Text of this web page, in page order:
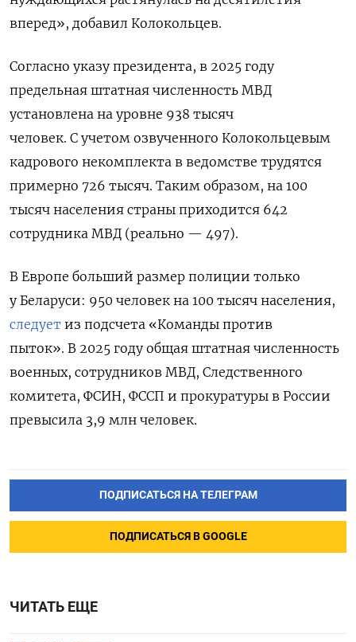
вперед», добавил Колокольцев.
Согласно указу президента, в 2025 году
предельная штатная численность МВД
установлена на уровне 938 тысяч
человек. С учетом озвученного Колокольцевым
кадрового некомплекта в ведомстве трудятся
примерно 726 тысяч. Таким образом, на 100
тысяч населения страны приходится 642
сотрудника МВД (реально — 497).
В Европе больший размер полиции только
у Беларуси: 950 человек на 100 тысяч населения,
следует из подсчета «Команды против
пыток». В 2025 году общая штатная численность
военных, сотрудников МВД, Следственного
комитета, ФСИН, ФССП и прокуратуры в России
превысила 3,9 млн человек.
ПОДПИСАТЬСЯ НА ТЕЛЕГРАМ
ПОДПИСАТЬСЯ В GOOGLE
ЧИТАТЬ ЕЩЕ